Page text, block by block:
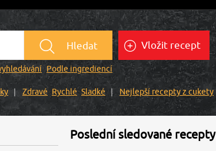
Hledat
Podle ingrediencí
Vložit recept
Zdravé Rychlé Sladké
Nejlepší recepty z cukety
Poslední sledované recepty